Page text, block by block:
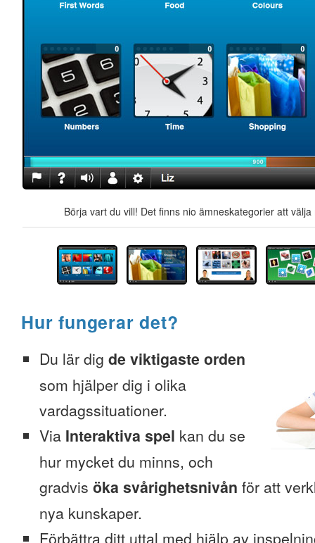
Börja vart du vill! Det finns nio ämneskategorier att
Hur fungerar det?
Du lär dig de viktigaste orden
som hjälper dig i olika
vardagssituationer.
Via Interaktiva spel kan du se
hur mycket du minns, och
gradvis öka svårighetsnivån för att
nya kunskaper.
Förbättra ditt uttal med hjälp av